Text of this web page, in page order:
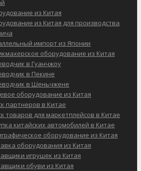
из Китая
из Китая для производства
импорт из Японии
оборудование из Китая
в Гуанчжоу
в Пекине
в Шеньчжене
оборудование из Китая
партнеров в Китае
товаров для маркетплейсов в Китае
китайских автомобилей в Китае
оборудование из Китая
оборудования из Китая
игрушек из Китая
обуви из Китая